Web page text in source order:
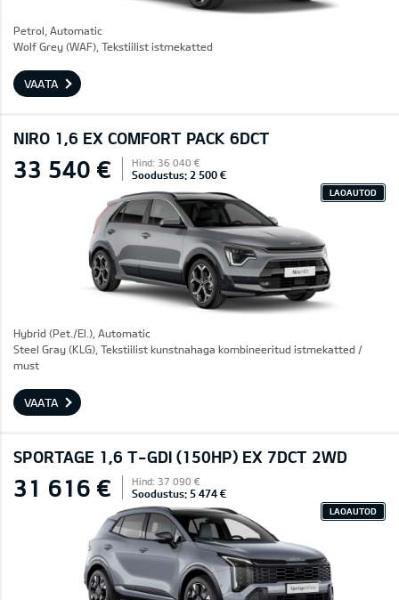
Petrol, Automatic
Wolf Grey (WAF), Tekstiilist istmekatted
VAATA
NIRO 1,6 EX COMFORT PACK 6DCT
33 540 € Hind: 36 040 €
Soodustus: 2 500 €
LAOAUTOD
Hybrid (Pet./El.), Automatic
Steel Gray (KLG), Tekstiilist kunstnahaga kombineeritud istmekatted /
must
VAATA
SPORTAGE 1,6 T-GDI (150HP) EX 7DCT 2WD
31 616 € Hind: 37 090 €
Soodustus: 5 474 €
LAOAUTOD